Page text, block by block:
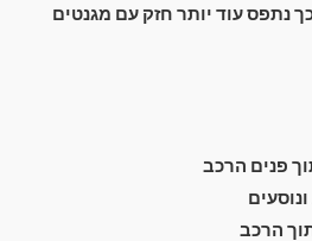
נתפס עוד יותר חזק עם מגנטים
פנים הרכב
הרכב